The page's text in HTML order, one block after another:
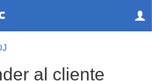
al cliente